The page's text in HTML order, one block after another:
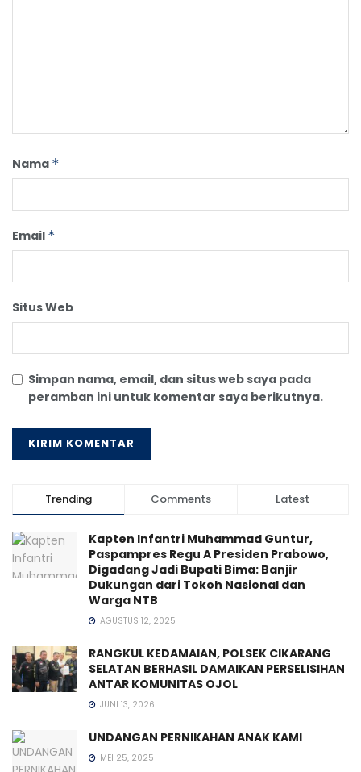
Nama *
Email *
Situs Web
Simpan nama, email, dan situs web saya pada
peramban ini untuk komentar saya berikutnya.
Trending Comments Latest
Kapten Infantri Muhammad Guntur,
Paspampres Regu A Presiden Prabowo,
Digadang Jadi Bupati Bima: Banjir
Dukungan dari Tokoh Nasional dan
Warga NTB
AGUSTUS 12, 2025
RANGKUL KEDAMAIAN, POLSEK CIKARANG
SELATAN BERHASIL DAMAIKAN PERSELISIHAN
ANTAR KOMUNITAS OJOL
JUNI 13, 2026
UNDANGAN PERNIKAHAN ANAK KAMI
MEI 25, 2025